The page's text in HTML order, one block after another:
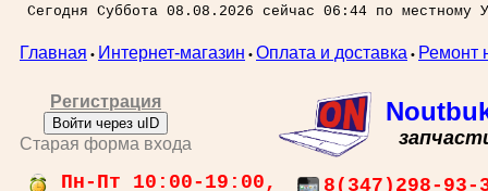
Сегодня Суббота 08.08.2026 сейчас 06:44 по местному
Главная • Интернет-магазин • Оплата и доставка • Ремонт
Регистрация
Войти через uID
Старая форма входа
Пн-Пт 10:00-19:00, 8(347)298-93-